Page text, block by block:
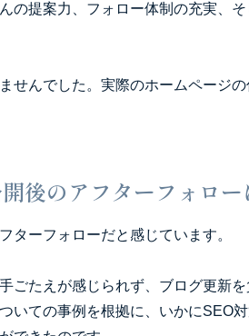
提案力、フォロー体制の充実、
せんでした。実際のホームページ
後のアフターフォロー
ターフォローだと感じています。
ごたえが感じられず、ブログ更新
いての事例を根拠に、いかにSEO